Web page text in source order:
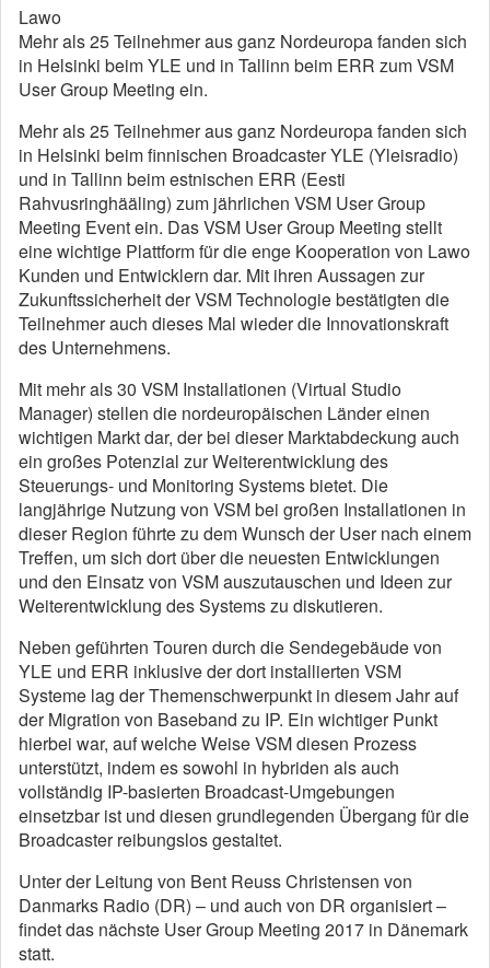
Lawo
Mehr als 25 Teilnehmer aus ganz Nordeuropa fanden sich
in Helsinki beim YLE und in Tallinn beim ERR zum VSM
User Group Meeting ein.
Mehr als 25 Teilnehmer aus ganz Nordeuropa fanden sich
in Helsinki beim finnischen Broadcaster YLE (Yleisradio)
und in Tallinn beim estnischen ERR (Eesti
Rahvusringhääling) zum jährlichen VSM User Group
Meeting Event ein. Das VSM User Group Meeting stellt
eine wichtige Plattform für die enge Kooperation von Lawo
Kunden und Entwicklern dar. Mit ihren Aussagen zur
Zukunftssicherheit der VSM Technologie bestätigten die
Teilnehmer auch dieses Mal wieder die Innovationskraft
des Unternehmens.
Mit mehr als 30 VSM Installationen (Virtual Studio
Manager) stellen die nordeuropäischen Länder einen
wichtigen Markt dar, der bei dieser Marktabdeckung auch
ein großes Potenzial zur Weiterentwicklung des
Steuerungs- und Monitoring Systems bietet. Die
langjährige Nutzung von VSM bei großen Installationen in
dieser Region führte zu dem Wunsch der User nach einem
Treffen, um sich dort über die neuesten Entwicklungen
und den Einsatz von VSM auszutauschen und Ideen zur
Weiterentwicklung des Systems zu diskutieren.
Neben geführten Touren durch die Sendegebäude von
YLE und ERR inklusive der dort installierten VSM
Systeme lag der Themenschwerpunkt in diesem Jahr auf
der Migration von Baseband zu IP. Ein wichtiger Punkt
hierbei war, auf welche Weise VSM diesen Prozess
unterstützt, indem es sowohl in hybriden als auch
vollständig IP-basierten Broadcast-Umgebungen
einsetzbar ist und diesen grundlegenden Übergang für die
Broadcaster reibungslos gestaltet.
Unter der Leitung von Bent Reuss Christensen von
Danmarks Radio (DR) – und auch von DR organisiert –
findet das nächste User Group Meeting 2017 in Dänemark
statt.